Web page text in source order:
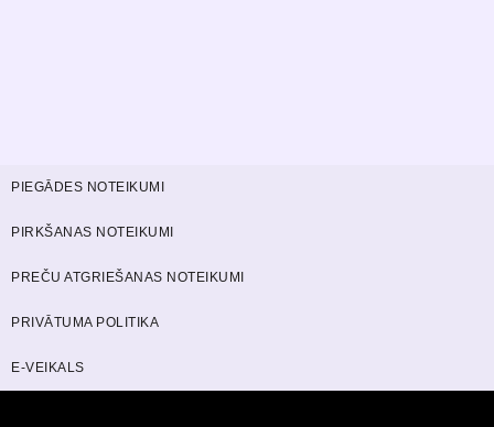
E-VEIKALS
PRIVĀTUMA POLITIKA
PREČU ATGRIEŠANAS NOTEIKUMI
PIRKŠANAS NOTEIKUMI
PIEGĀDES NOTEIKUMI